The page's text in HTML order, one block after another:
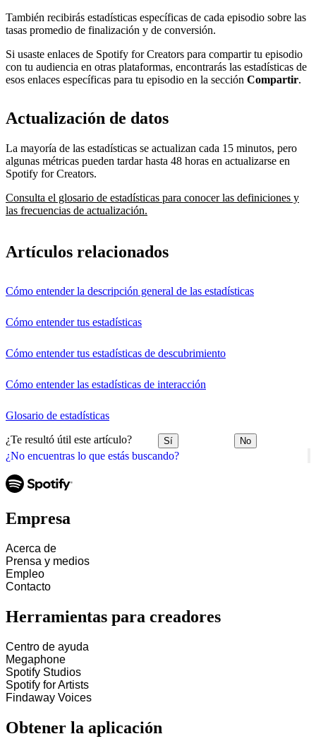
¿No encuentras lo que estás buscando?
También recibirás estadísticas específicas de cada episodio sobre las
tasas promedio de finalización y de conversión.
Si usaste enlaces de Spotify for Creators para compartir tu episodio
con tu audiencia en otras plataformas, encontrarás las estadísticas de
esos enlaces específicas para tu episodio en la sección Compartir.
Actualización de datos
La mayoría de las estadísticas se actualizan cada 15 minutos, pero
algunas métricas pueden tardar hasta 48 horas en actualizarse en
Spotify for Creators.
Consulta el glosario de estadísticas para conocer las definiciones y
las frecuencias de actualización.
Artículos relacionados
Cómo entender la descripción general de las estadísticas
Cómo entender tus estadísticas
Cómo entender tus estadísticas de descubrimiento
Cómo entender las estadísticas de interacción
Glosario de estadísticas
¿Te resultó útil este artículo? Sí No
Empresa
Acerca de
Prensa y medios
Empleo
Contacto
Herramientas para creadores
Centro de ayuda
Megaphone
Spotify Studios
Spotify for Artists
Findaway Voices
Obtener la aplicación